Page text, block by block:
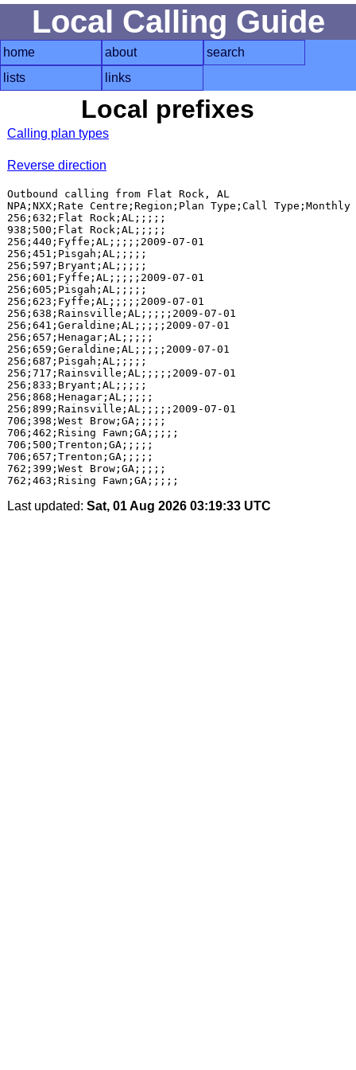
Local Calling Guide
home about
search
lists
links
Local prefixes
Calling plan types
Reverse direction
Outbound calling from Flat Rock, AL
NPA;NXX;Rate Centre;Region;Plan Type;Call
256;632;Flat Rock;AL;;;;;
938;500;Flat Rock;AL;;;;;
256;440;Fyffe;AL;;;;;2009-07-01
256;451;Pisgah;AL;;;;;
256;597;Bryant;AL;;;;;
256;601;Fyffe;AL;;;;;2009-07-01
256;605;Pisgah;AL;;;;;
256;623;Fyffe;AL;;;;;2009-07-01
256;638;Rainsville;AL;;;;;2009-07-01
256;641;Geraldine;AL;;;;;2009-07-01
256;657;Henagar;AL;;;;;
256;659;Geraldine;AL;;;;;2009-07-01
256;687;Pisgah;AL;;;;;
256;717;Rainsville;AL;;;;;2009-07-01
256;833;Bryant;AL;;;;;
256;868;Henagar;AL;;;;;
256;899;Rainsville;AL;;;;;2009-07-01
706;398;West Brow;GA;;;;;
706;462;Rising Fawn;GA;;;;;
706;500;Trenton;GA;;;;;
706;657;Trenton;GA;;;;;
762;399;West Brow;GA;;;;;
Last updated: Sat, 01 Aug 2026 03:19:33 UTC